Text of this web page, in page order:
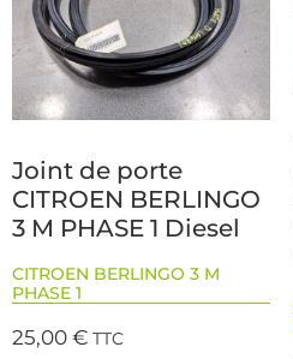
Joint de porte
CITROEN BERLINGO
3 M PHASE 1 Diesel
CITROEN BERLINGO 3 M
PHASE 1
25,00€ TTC